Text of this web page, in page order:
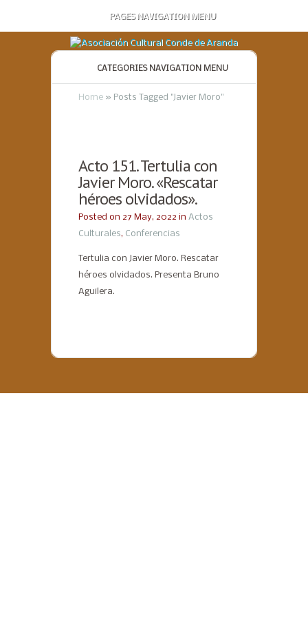
PAGES NAVIGATION MENU
CATEGORIES NAVIGATION MENU
Home » Posts Tagged "Javier Moro"
Acto 151. Tertulia con
Javier Moro. «Rescatar
héroes olvidados».
Posted on 27 May, 2022 in Actos
Culturales, Conferencias
Tertulia con Javier Moro. Rescatar
héroes olvidados. Presenta Bruno
Aguilera.